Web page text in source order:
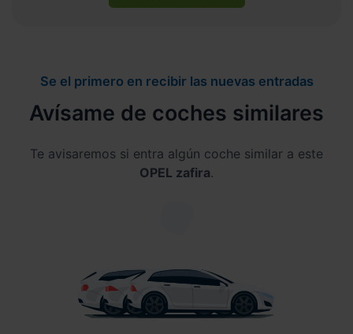
Se el primero en recibir las nuevas entradas
Avísame de coches similares
Te avisaremos si entra algún coche similar a este
OPEL zafira.